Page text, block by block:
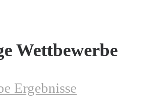
Wettbewerbe
Ergebnisse